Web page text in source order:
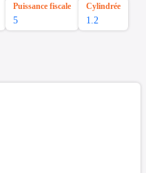
Puissance fiscale
5
Cylindrée
1.2